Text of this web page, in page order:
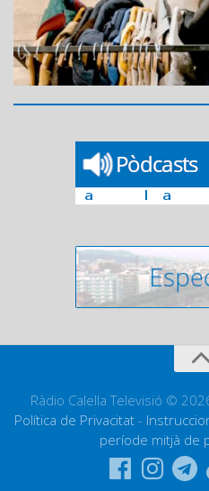
Ràdio Calella Televisió ©
Política de Privacitat -
període mitjà de